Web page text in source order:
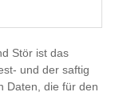
Stör ist das
und der saftig
Daten, die für den